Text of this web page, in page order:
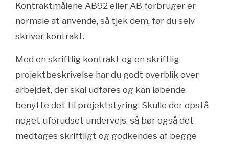
Kontraktmålene AB92 eller AB forbruger er
normale at anvende, så tjek dem, før du selv
skriver kontrakt.
Med en skriftlig kontrakt og en skriftlig
projektbeskrivelse har du godt overblik over
arbejdet, der skal udføres og kan løbende
benytte det til projektstyring. Skulle der opstå
noget uforudset undervejs, så bør også det
medtages skriftligt og godkendes af begge